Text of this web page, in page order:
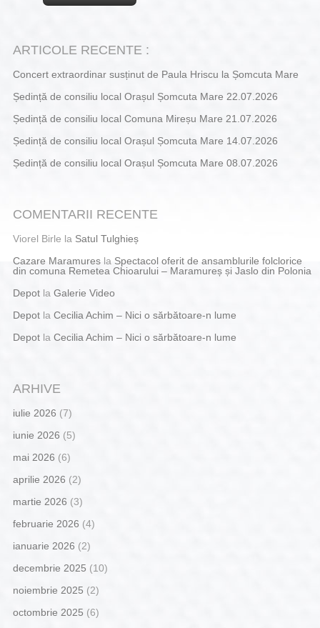
ARTICOLE RECENTE :
Concert extraordinar susținut de Paula Hriscu la Șomcuta Mare
Ședință de consiliu local Orașul Șomcuta Mare 22.07.2026
Ședință de consiliu local Comuna Mireșu Mare 21.07.2026
Ședință de consiliu local Orașul Șomcuta Mare 14.07.2026
Ședință de consiliu local Orașul Șomcuta Mare 08.07.2026
COMENTARII RECENTE
Viorel Birle la Satul Tulghieș
Cazare Maramuresla Spectacol oferit de ansamblurile folclorice
din comuna Remetea Chioarului – Maramureș și Jaslo din Polonia
Depotla Galerie Video
Depotla Cecilia Achim – Nici o sărbătoare-n lume
Depotla Cecilia Achim – Nici o sărbătoare-n lume
ARHIVE
iulie 2026 (7)
iunie 2026 (5)
mai 2026 (6)
aprilie 2026 (2)
martie 2026 (3)
februarie 2026 (4)
ianuarie 2026 (2)
decembrie 2025 (10)
noiembrie 2025 (2)
octombrie 2025 (6)